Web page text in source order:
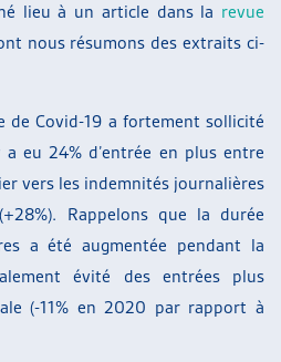
lieu à un article dans la revue
nous résumons des extraits ci-
de Covid-19 a fortement sollicité
eu 24% d’entrée en plus entre
vers les indemnités journalières
Rappelons que la durée
a été augmentée pendant la
évité des entrées plus
(-11% en 2020 par rapport à